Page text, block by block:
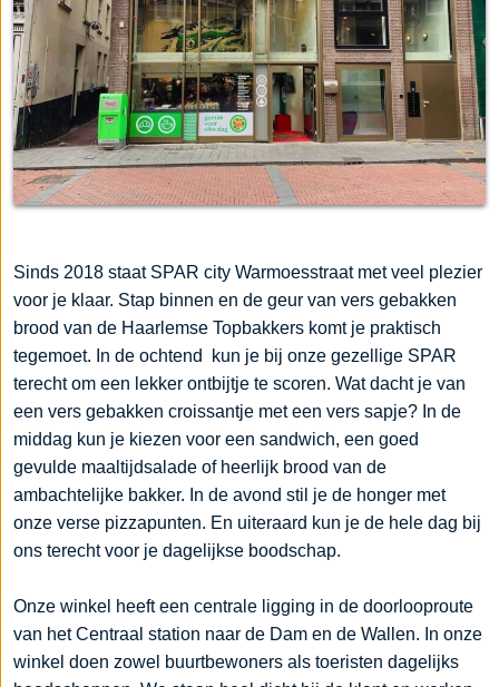
Sinds 2018 staat SPAR city Warmoesstraat met veel plezier
voor je klaar. Stap binnen en de geur van vers gebakken
brood van de Haarlemse Topbakkers komt je praktisch
tegemoet. In de ochtend kun je bij onze gezellige SPAR
terecht om een lekker ontbijtje te scoren. Wat dacht je van
een vers gebakken croissantje met een vers sapje? In de
middag kun je kiezen voor een sandwich, een goed
gevulde maaltijdsalade of heerlijk brood van de
ambachtelijke bakker. In de avond stil je de honger met
onze verse pizzapunten. En uiteraard kun je de hele dag bij
ons terecht voor je dagelijkse boodschap.
Onze winkel heeft een centrale ligging in de doorlooproute
van het Centraal station naar de Dam en de Wallen. In onze
winkel doen zowel buurtbewoners als toeristen dagelijks